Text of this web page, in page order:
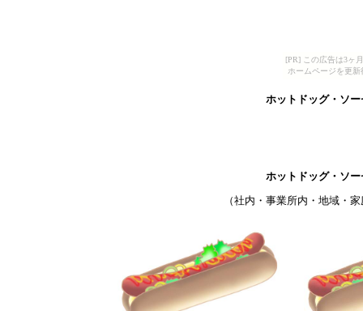
[PR] この広告は3ヶ
ホームページを更
ホットドッグ・ソ
ホットドッグ・ソ
（社内・事業所内・地域・